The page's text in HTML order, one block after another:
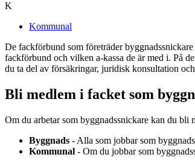
K
Kommunal
De fackförbund som företräder
fackförbund och vilken a-kassa de är med i. På
du ta del av försäkringar, juridisk konsultation
Bli medlem i facket som
Om du arbetar som byggnadssnickare kan du bli
Byggnads - Alla som jobbar som
Kommunal - Om du jobbar som